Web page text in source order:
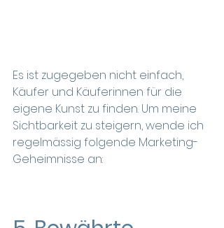
Es ist zugegeben nicht einfach,
Käufer und Käuferinnen für die
eigene Kunst zu finden. Um meine
Sichtbarkeit zu steigern, wende ich
regelmässig folgende Marketing-
Geheimnisse an: